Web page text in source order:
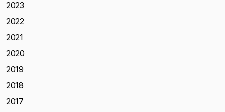
2023
2022
2021
2020
2019
2018
2017